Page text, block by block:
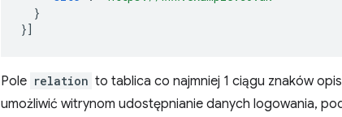
}
}]
Pole relation to tablica co najmniej 1 ciągu znaków
umożliwić witrynom udostępnianie danych logowania,